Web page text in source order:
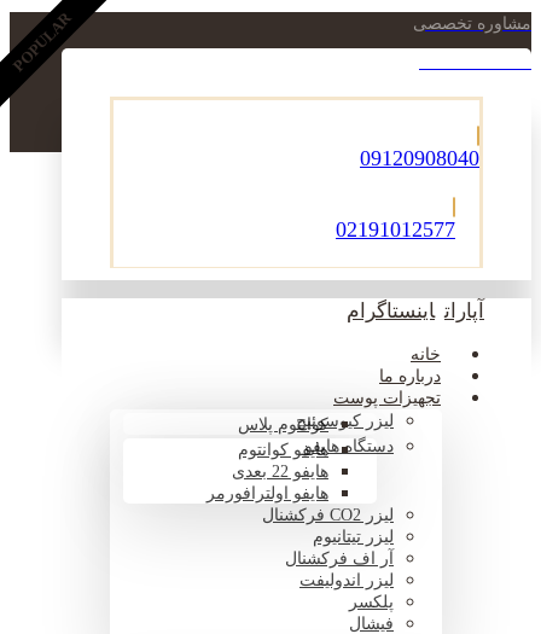
مشاوره تخصصی
09120908040
02191012577
آپارات اینستاگرام
خانه
درباره ما
تجهیزات پوست
لیزر کیوسوئیچکوانتوم پلاس
دستگاه هایفوهایفو کوانتوم
هایفو 22 بعدی
هایفو اولترافورمر
لیزر CO2 فرکشنال
لیزر تیتانیوم
آر اف فرکشنال
لیزر اندولیفت
پلکسر
فیشال
POPULAR